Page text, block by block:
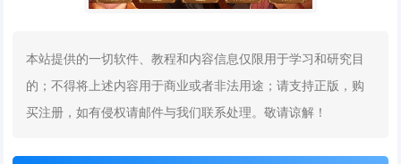
本站提供的一切软件、教程和内容信息仅限用于学习和研究目
的；不得将上述内容用于商业或者非法用途；请支持正版，购
买注册，如有侵权请邮件与我们联系处理。敬请谅解！